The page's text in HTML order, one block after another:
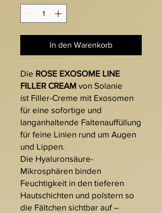
In den Warenkorb
Die ROSE EXOSOME LINE
FILLER CREAM von Solanie
ist Filler-Creme mit Exosomen
für eine sofortige und
langanhaltende Faltenauffüllung
für feine Linien rund um Augen
und Lippen.
Die Hyaluronsäure-
Mikrosphären binden
Feuchtigkeit in den tieferen
Hautschichten und polstern so
die Fältchen sichtbar auf –